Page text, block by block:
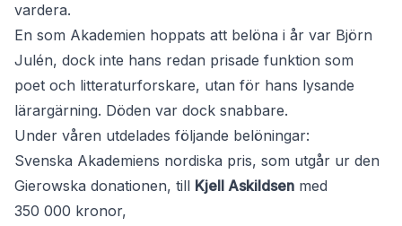
vardera.
En som Akademien hoppats att belöna i år var Björn
Julén, dock inte hans redan prisade funktion som
poet och litteraturforskare, utan för hans lysande
lärargärning. Döden var dock snabbare.
Under våren utdelades följande belöningar:
Svenska Akademiens nordiska pris, som utgår ur den
Gierowska donationen, till Kjell Askildsen med
350 000 kronor,